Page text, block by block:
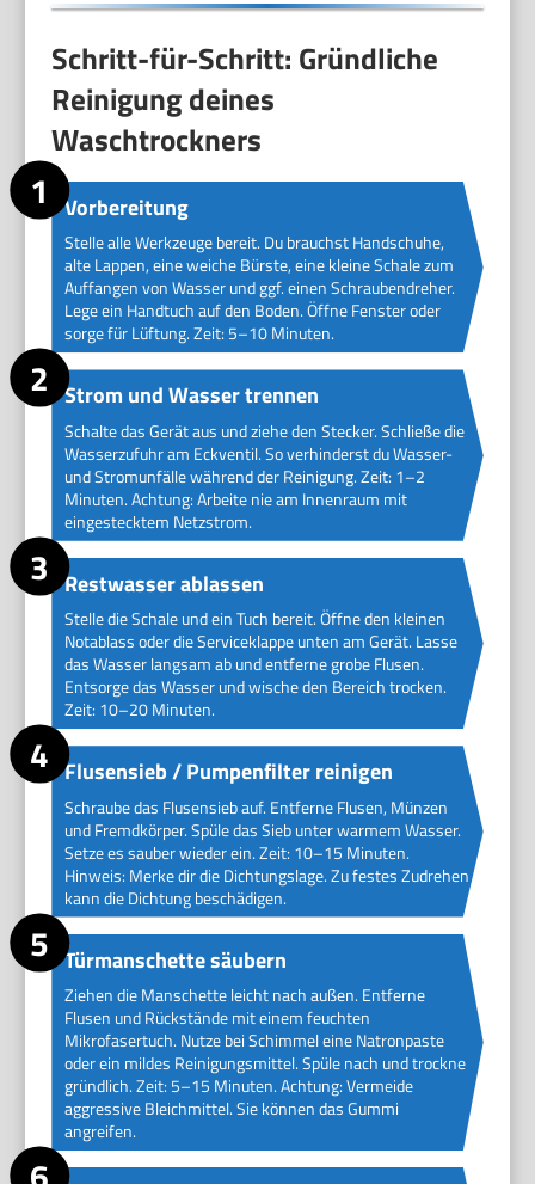
Schritt-für-Schritt: Gründliche
Reinigung deines
Waschtrockners
Vorbereitung
Stelle alle Werkzeuge bereit. Du brauchst Handschuhe,
alte Lappen, eine weiche Bürste, eine kleine Schale zum
Auffangen von Wasser und ggf. einen Schraubendreher.
Lege ein Handtuch auf den Boden. Öffne Fenster oder
sorge für Lüftung. Zeit: 5–10 Minuten.
Strom und Wasser trennen
Schalte das Gerät aus und ziehe den Stecker. Schließe die
Wasserzufuhr am Eckventil. So verhinderst du Wasser-
und Stromunfälle während der Reinigung. Zeit: 1–2
Minuten. Achtung: Arbeite nie am Innenraum mit
eingestecktem Netzstrom.
Restwasser ablassen
Stelle die Schale und ein Tuch bereit. Öffne den kleinen
Notablass oder die Serviceklappe unten am Gerät. Lasse
das Wasser langsam ab und entferne grobe Flusen.
Entsorge das Wasser und wische den Bereich trocken.
Zeit: 10–20 Minuten.
Flusensieb / Pumpenfilter reinigen
Schraube das Flusensieb auf. Entferne Flusen, Münzen
und Fremdkörper. Spüle das Sieb unter warmem Wasser.
Setze es sauber wieder ein. Zeit: 10–15 Minuten.
Hinweis: Merke dir die Dichtungslage. Zu festes Zudrehen
kann die Dichtung beschädigen.
Türmanschette säubern
Ziehen die Manschette leicht nach außen. Entferne
Flusen und Rückstände mit einem feuchten
Mikrofasertuch. Nutze bei Schimmel eine Natronpaste
oder ein mildes Reinigungsmittel. Spüle nach und trockne
gründlich. Zeit: 5–15 Minuten. Achtung: Vermeide
aggressive Bleichmittel. Sie können das Gummi
angreifen.